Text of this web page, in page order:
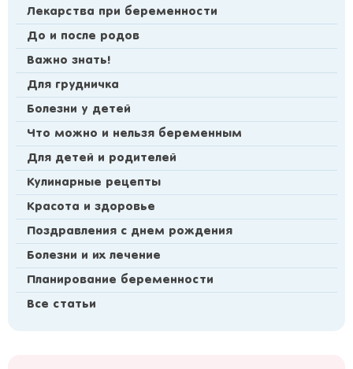
Лекарства при беременности
До и после родов
Важно знать!
Для грудничка
Болезни у детей
Что можно и нельзя беременным
Для детей и родителей
Кулинарные рецепты
Красота и здоровье
Поздравления с днем рождения
Болезни и их лечение
Планирование беременности
Все статьи